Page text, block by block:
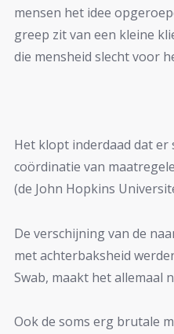
mensen het idee
greep zit van een kleine
die mensheid slecht voor
Het klopt inderdaad dat er
coördinatie van
(de John Hopkins
De verschijning van de
met achterbaksheid
Swab, maakt het allemaal
Ook de soms erg brutale